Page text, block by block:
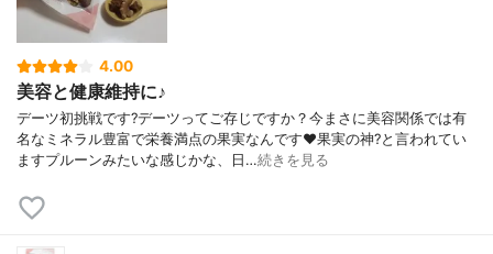
4.00
美容と健康維持に♪
デーツ初挑戦です?デーツってご存じですか？今まさに美容関係では有
名なミネラル豊富で栄養満点の果実なんです❤果実の神?と言われてい
ますプルーンみたいな感じかな、日…続きを見る